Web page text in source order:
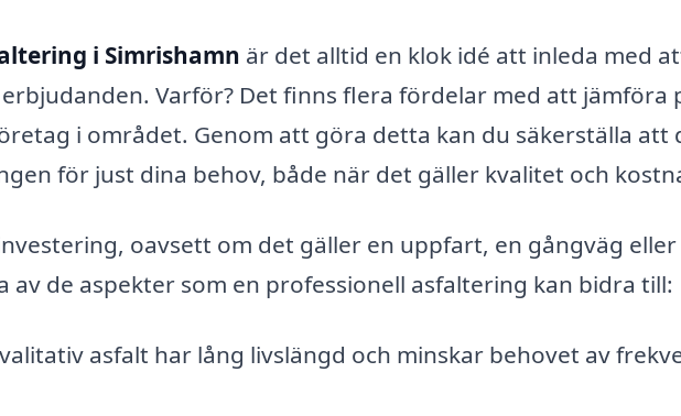
i Simrishamn är det alltid en klok idé att inleda med
Varför? Det finns flera fördelar med att jämföra
i området. Genom att göra detta kan du säkerställa att
för just dina behov, både när det gäller kvalitet och
oavsett om det gäller en uppfart, en gångväg eller
av de aspekter som en professionell asfaltering kan bidra till:
asfalt har lång livslängd och minskar behovet av